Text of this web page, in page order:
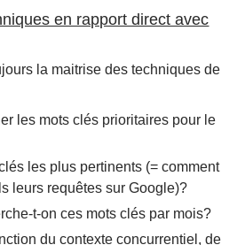
en rapport direct avec
la maitrise des techniques de
les mots clés prioritaires pour le
les plus pertinents (= comment
leurs requêtes sur Google)?
t-on ces mots clés par mois?
du contexte concurrentiel, de